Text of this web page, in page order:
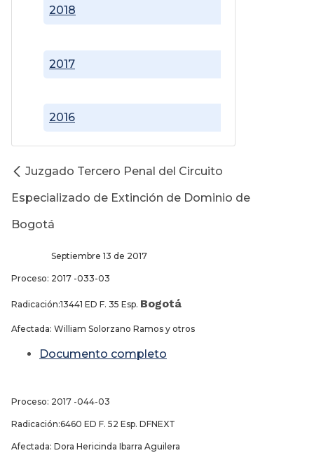
2016
2017
2018
Juzgado Tercero Penal del Circuito
Especializado de Extinción de Dominio de
Bogotá
Septiembre 13 de 2017
Proceso: 2017 -033-03
Radicación:13441 ED F. 35 Esp. Bogotá
Afectada: William Solorzano Ramos y otros
Documento completo
Proceso: 2017 -044-03
Radicación:6460 ED F. 52 Esp. DFNEXT
Afectada: Dora Hericinda Ibarra Aguilera